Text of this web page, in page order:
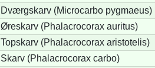
Dværgskarv (Microcarbo pygmaeus)
Øreskarv (Phalacrocorax auritus)
Topskarv (Phalacrocorax aristotelis)
Skarv (Phalacrocorax carbo)